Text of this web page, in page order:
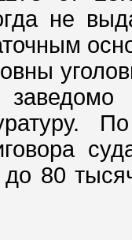
не
80